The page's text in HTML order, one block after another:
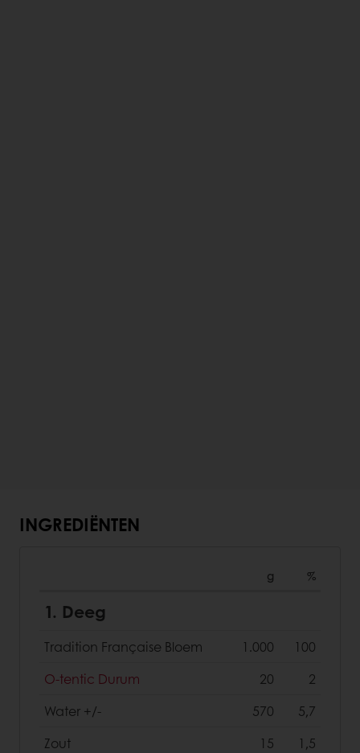
INGREDIËNTEN
g %
1. Deeg
Tradition Française Bloem 1.000
100
O-tentic Durum
20
2
Water +/-
570
5,7
Zout
15
1,5